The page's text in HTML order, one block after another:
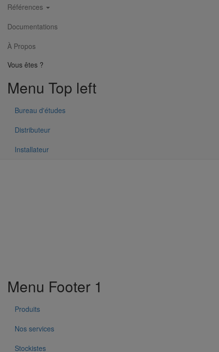
Références
Documentations
À Propos
Vous êtes ?
Menu Top left
Bureau d'études
Distributeur
Installateur
Menu Footer 1
Produits
Nos services
Stockistes